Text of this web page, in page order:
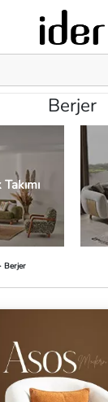
Berjer
Berjer